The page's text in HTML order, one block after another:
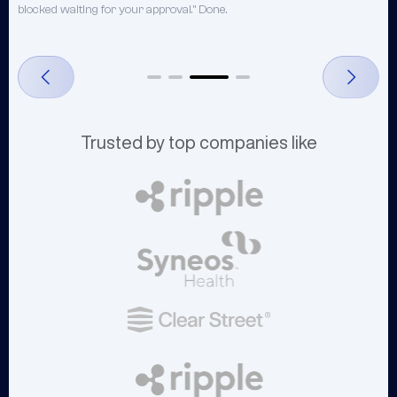
blocked waiting for your approval." Done.
Trusted by top companies like